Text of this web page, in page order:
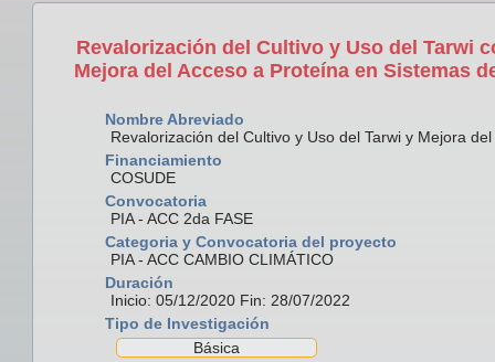
Revalorización del Cultivo y Uso del Tarwi
Mejora del Acceso a Proteína en Sistemas
Nombre Abreviado
Revalorización del Cultivo y Uso del Tarwi y Mejora
Financiamiento
COSUDE
Convocatoria
PIA - ACC 2da FASE
Categoria y Convocatoria del proyecto
PIA - ACC CAMBIO CLIMÁTICO
Duración
Inicio: 05/12/2020 Fin: 28/07/2022
Tipo de Investigación
Básica